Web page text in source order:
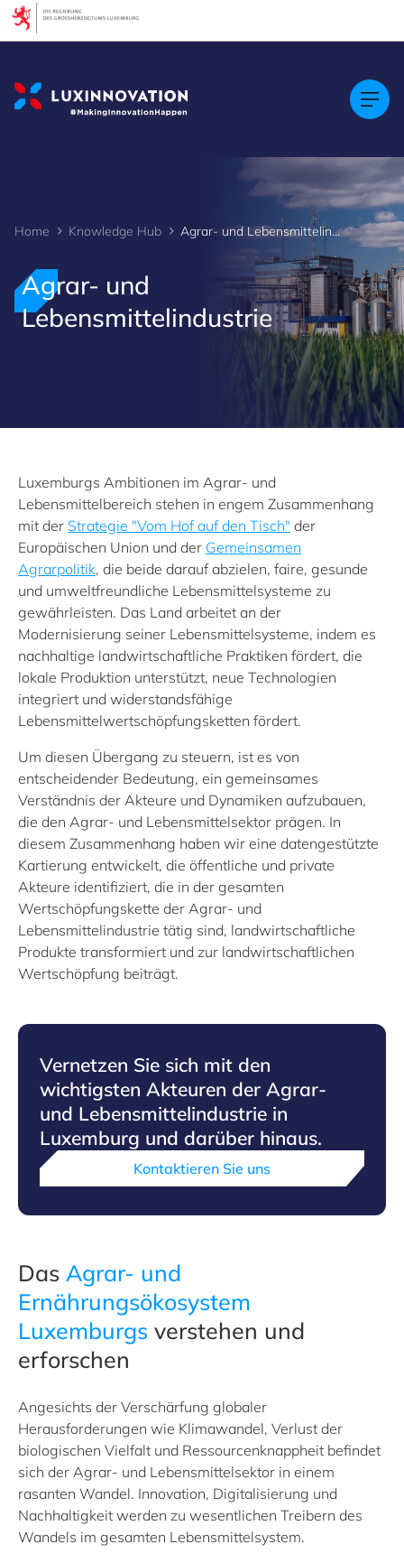
Home Knowledge Hub Agrar- und Lebensmittelindustrie
Agrar- und
Lebensmittelindustrie
Luxemburgs Ambitionen im Agrar- und
Lebensmittelbereich stehen in engem Zusammenhang
mit der Strategie "Vom Hof auf den Tisch" der
Europäischen Union und der Gemeinsamen
Agrarpolitik, die beide darauf abzielen, faire, gesunde
und umweltfreundliche Lebensmittelsysteme zu
gewährleisten. Das Land arbeitet an der
Modernisierung seiner Lebensmittelsysteme, indem es
nachhaltige landwirtschaftliche Praktiken fördert, die
lokale Produktion unterstützt, neue Technologien
integriert und widerstandsfähige
Lebensmittelwertschöpfungsketten fördert.
Um diesen Übergang zu steuern, ist es von
entscheidender Bedeutung, ein gemeinsames
Verständnis der Akteure und Dynamiken aufzubauen,
die den Agrar- und Lebensmittelsektor prägen. In
diesem Zusammenhang haben wir eine datengestützte
Kartierung entwickelt, die öffentliche und private
Akteure identifiziert, die in der gesamten
Wertschöpfungskette der Agrar- und
Lebensmittelindustrie tätig sind, landwirtschaftliche
Produkte transformiert und zur landwirtschaftlichen
Wertschöpfung beiträgt.
Vernetzen Sie sich mit den
wichtigsten Akteuren der Agrar-
und Lebensmittelindustrie in
Luxemburg und darüber hinaus.
Kontaktieren Sie uns
Das Agrar- und
Ernährungsökosystem
Luxemburgs verstehen und
erforschen
Angesichts der Verschärfung globaler
Herausforderungen wie Klimawandel, Verlust der
biologischen Vielfalt und Ressourcenknappheit befindet
sich der Agrar- und Lebensmittelsektor in einem
rasanten Wandel. Innovation, Digitalisierung und
Nachhaltigkeit werden zu wesentlichen Treibern des
Wandels im gesamten Lebensmittelsystem.
Cookies management panel